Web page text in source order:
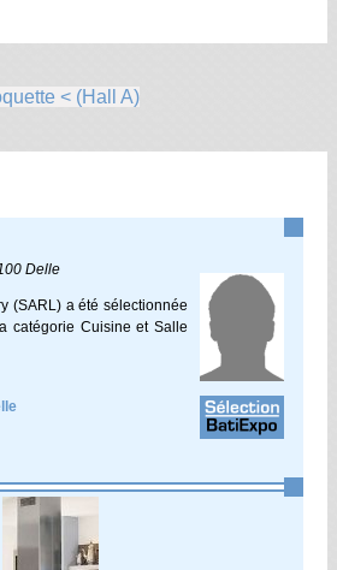
< (Hall A)
Delle
(SARL) a été sélectionnée
catégorie Cuisine et Salle